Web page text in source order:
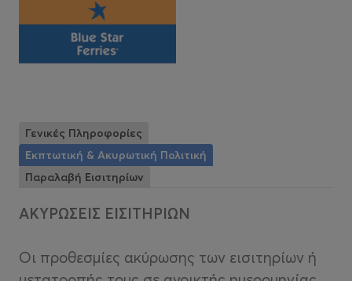
Γενικές Πληροφορίες
Εκπτωτική & Ακυρωτική Πολιτική
Παραλαβή Εισιτηρίων
AKYΡΩΣΕΙΣ ΕΙΣΙΤΗΡΙΩΝ
Οι προθεσμίες ακύρωσης των εισιτηρίων ή